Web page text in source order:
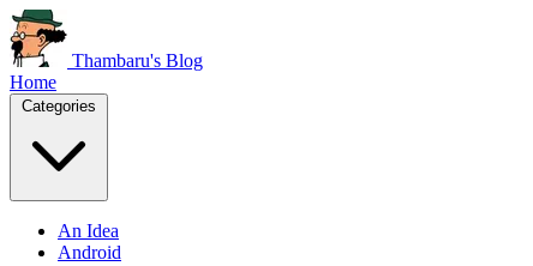
Thambaru's Blog
Home
An Idea
Android